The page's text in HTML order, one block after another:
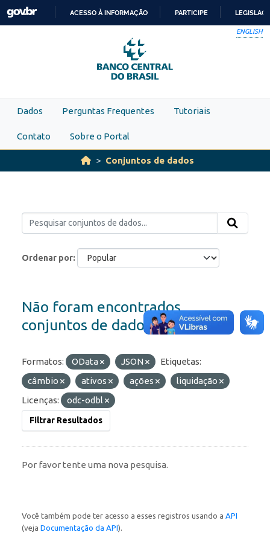
Skip to main content
PARA
O
CONTEÚDO
ACESSO À INFORMAÇÃO PARTICIPE
ENGLISH
Dados Perguntas Frequentes Tutoriais
Contato Sobre o Portal
Conjuntos de dados
Ordenar por
Não foram encontrados
conjuntos de dados
Formatos: OData JSON
Etiquetas:
câmbio
ativos ações
liquidação
Licenças:
odc-odbl
Filtrar Resultados
Por favor tente uma nova pesquisa.
Você também pode ter acesso a esses registros usando a API
(veja Documentação da API).